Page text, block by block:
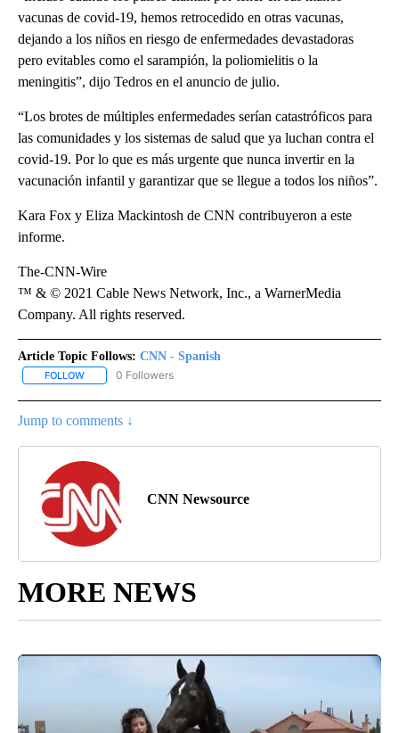
vacunas de covid-19, hemos retrocedido en otras vacunas,
dejando a los niños en riesgo de enfermedades devastadoras
pero evitables como el sarampión, la poliomielitis o la
meningitis”, dijo Tedros en el anuncio de julio.
“Los brotes de múltiples enfermedades serían catastróficos para
las comunidades y los sistemas de salud que ya luchan contra el
covid-19. Por lo que es más urgente que nunca invertir en la
vacunación infantil y garantizar que se llegue a todos los niños”.
Kara Fox y Eliza Mackintosh de CNN contribuyeron a este
informe.
The-CNN-Wire
™ & © 2021 Cable News Network, Inc., a WarnerMedia
Company. All rights reserved.
Article Topic Follows: CNN - Spanish
FOLLOW FOLLOW "CNN - SPANISH" TO RECEIVE NOTIFICATIONS ABOUT
0 Followers
Jump to comments ↓
CNN Newsource
MORE NEWS